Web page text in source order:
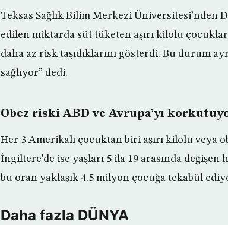
Teksas Sağlık Bilim Merkezi Üniversitesi’nden
edilen miktarda süt tüketen aşırı kilolu
daha az risk taşıdıklarını gösterdi. Bu durum
sağlıyor” dedi.
Obez riski ABD ve Avrupa’yı
Her 3 Amerikalı çocuktan biri aşırı kilolu veya
İngiltere’de ise yaşları 5 ila 19 arasında
bu oran yaklaşık 4.5 milyon çocuğa tekabül
Daha fazla DÜNYA